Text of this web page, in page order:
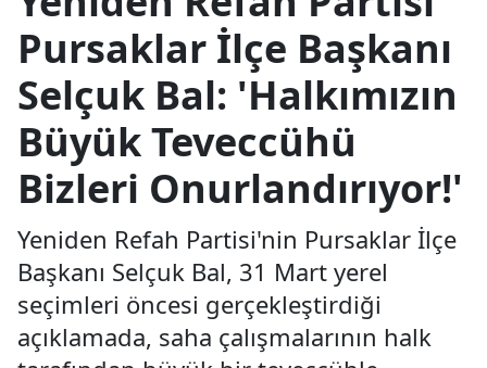
Pursaklar İlçe Başkanı
Selçuk Bal: 'Halkımızın
Büyük Teveccühü
Bizleri Onurlandırıyor!'
Yeniden Refah Partisi'nin Pursaklar İlçe
Başkanı Selçuk Bal, 31 Mart yerel
seçimleri öncesi gerçekleştirdiği
açıklamada, saha çalışmalarının halk